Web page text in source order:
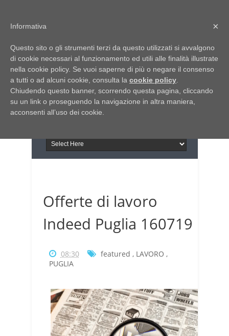
Italia Notizie
Giornale di Basilicata
Giornale di Puglia
INFORMAPUGLIA
Il portale n.1 del lavoro
in Puglia
Offerte di lavoro
Indeed Puglia 160719
08:30 featured , LAVORO ,
PUGLIA
×
Informativa
Questo sito o gli strumenti terzi da questo utilizzati si avvalgono
di cookie necessari al funzionamento ed utili alle finalità illustrate
nella cookie policy. Se vuoi saperne di più o negare il consenso
a tutti o ad alcuni cookie, consulta la cookie policy
Chiudendo questo banner, scorrendo questa pagina, cliccando
su un link o proseguendo la navigazione in altra maniera,
acconsenti all’uso dei cookie.